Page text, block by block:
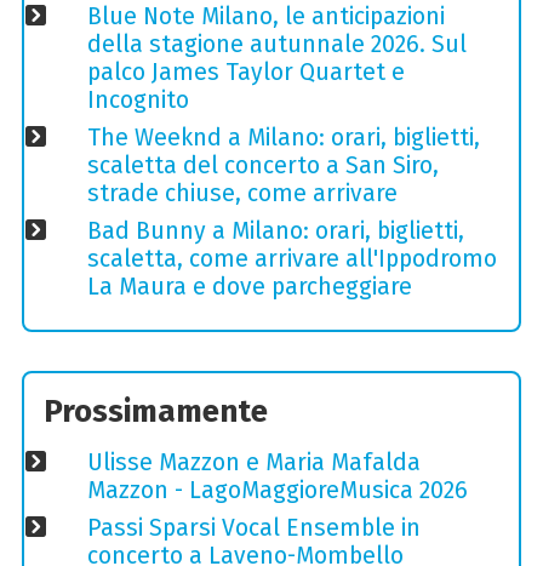
Blue Note Milano, le anticipazioni
della stagione autunnale 2026. Sul
palco James Taylor Quartet e
Incognito
The Weeknd a Milano: orari, biglietti,
scaletta del concerto a San Siro,
strade chiuse, come arrivare
Bad Bunny a Milano: orari, biglietti,
scaletta, come arrivare all'Ippodromo
La Maura e dove parcheggiare
Prossimamente
Ulisse Mazzon e Maria Mafalda
Mazzon - LagoMaggioreMusica 2026
Passi Sparsi Vocal Ensemble in
concerto a Laveno-Mombello